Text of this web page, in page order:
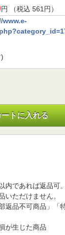
円 （税込 561 円）
www.e-
ートに入れる
内であれば返品可。
いただけません。
返品不可商品」「
が生じた商品